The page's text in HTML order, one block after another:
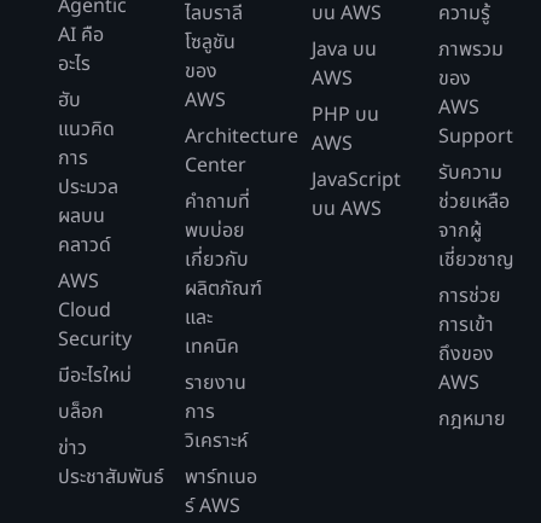
Agentic
AI คือ
อะไร
ฮับ
แนวคิด
การ
ประมวล
ผลบน
คลาวด์
AWS
Cloud
Security
มีอะไรใหม่
บล็อก
ข่าว
ประชาสัมพันธ์
ไลบราลี
โซลูชัน
ของ
AWS
Architecture
Center
คำถามที่
พบบ่อย
เกี่ยวกับ
ผลิตภัณฑ์
และ
เทคนิค
รายงาน
การ
วิเคราะห์
พาร์ทเนอ
ร์ AWS
บน AWS
Java บน
AWS
PHP บน
AWS
JavaScript
บน AWS
ความรู้
ภาพรวม
ของ
AWS
Support
รับความ
ช่วยเหลือ
จากผู้
เชี่ยวชาญ
การช่วย
การเข้า
ถึงของ
AWS
กฎหมาย